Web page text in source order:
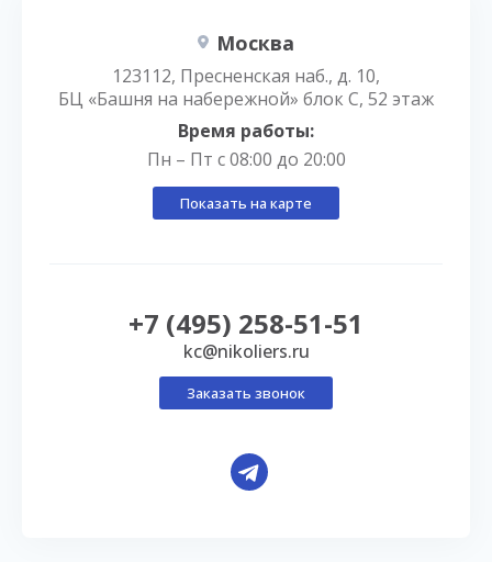
Москва
123112, Пресненская наб., д. 10,
БЦ «Башня на набережной» блок С, 52 этаж
Время работы:
Пн – Пт с 08:00 до 20:00
Показать на карте
+7 (495) 258-51-51
kc@nikoliers.ru
Заказать звонок